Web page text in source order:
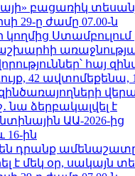
բացառիկ
29-ը ժամը 07.00-ն
Ստամբուլում
հայ
42 ավտոմեքենա,
նա ձերբակալվել է
ԱԱ-2026-ից
16-ին
դրանք
մեկ օր, սակայն